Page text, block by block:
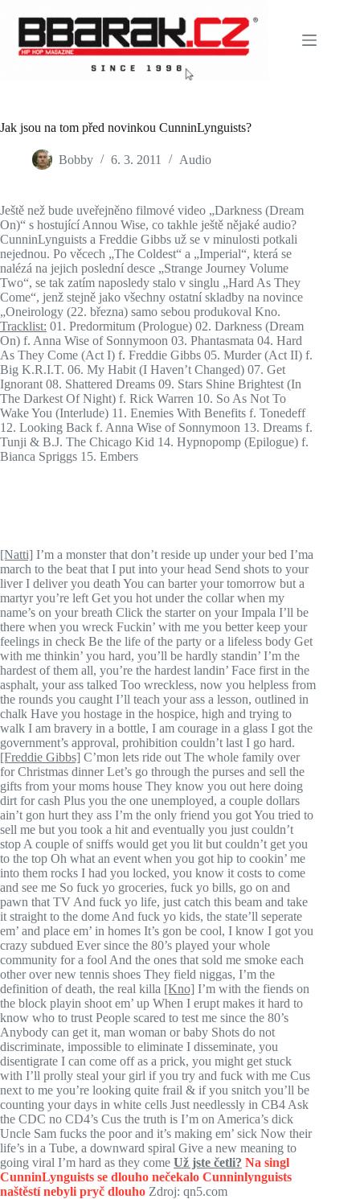
content
Jak jsou na tom před novinkou CunninLynguists?
Bobby 6. 3. 2011 Audio
Ještě než bude uveřejněno filmové video „Darkness (Dream
On)“ s hostující Annou Wise, co takhle ještě nějaké audio?
CunninLynguists a Freddie Gibbs už se v minulosti potkali
nejednou. Po věcech „The Coldest“ a „Imperial“, která se
nalézá na jejich poslední desce „Strange Journey Volume
Two“, se tak zatím naposledy stalo v singlu „Hard As They
Come“, jenž stejně jako všechny ostatní skladby na novince
„Oneirology (22. března) samo sebou produkoval Kno.
Tracklist: 01. Predormitum (Prologue) 02. Darkness (Dream
On) f. Anna Wise of Sonnymoon 03. Phantasmata 04. Hard
As They Come (Act I) f. Freddie Gibbs 05. Murder (Act II) f.
Big K.R.I.T. 06. My Habit (I Haven’t Changed) 07. Get
Ignorant 08. Shattered Dreams 09. Stars Shine Brightest (In
The Darkest Of Night) f. Rick Warren 10. So As Not To
Wake You (Interlude) 11. Enemies With Benefits f. Tonedeff
12. Looking Back f. Anna Wise of Sonnymoon 13. Dreams f.
Tunji & B.J. The Chicago Kid 14. Hypnopomp (Epilogue) f.
Bianca Spriggs 15. Embers
[Natti] I’m a monster that don’t reside up under your bed I’ma
march to the beat that I put into your head Send shots to your
liver I deliver you death You can barter your tomorrow but a
martyr you’re left Get you hot under the collar when my
name’s on your breath Click the starter on your Impala I’ll be
there when you wreck Fuckin’ with me you better keep your
feelings in check Be the life of the party or a lifeless body Get
with me thinkin’ you hard, you’ll be hardly standin’ I’m the
hardest of them all, you’re the hardest landin’ Face first in the
asphalt, your ass talked Too wreckless, now you helpless from
the rounds you caught I’ll teach your ass a lesson, outlined in
chalk Have you hostage in the hospice, high and trying to
walk I am bravery in a bottle, I am courage in a glass I got the
government’s approval, prohibition couldn’t last I go hard.
[Freddie Gibbs] C’mon lets ride out The whole family over
for Christmas dinner Let’s go through the purses and sell the
gifts from your moms house They know you out here doing
dirt for cash Plus you the one unemployed, a couple dollars
ain’t gon hurt they ass I’m the only friend you got You tried to
sell me but you took a hit and eventually you just couldn’t
stop A couple of sniffs would get you lit but couldn’t get you
to the top Oh what an event when you got hip to cookin’ me
into them rocks I had you locked, you know it costs to come
and see me So fuck yo groceries, fuck yo bills, go on and
pawn that TV And fuck yo life, just catch this beam and take
it straight to the dome And fuck yo kids, the state’ll seperate
em’ and place em’ in homes It’s gon be cool, I know I got you
crazy subdued Ever since the 80’s played your whole
community for a fool And the ones that sold me smoke each
other over new tennis shoes They field niggas, I’m the
definition of death, the real killa [Kno] I’m with the fiends on
the block playin shoot em’ up When I erupt makes it hard to
know who to trust People scared to test me since the 80’s
Anybody can get it, man woman or baby Shots do not
discriminate, impossible to eliminate I disseminate, you
disentigrate I can come off as a prick, you might get stuck
with I’ll prolly steal your girl if you try and fuck with me Cus
next to me you’re looking quite frail & if you snitch you’ll be
counting your days in white cells Just needlessly in CB4 Ask
the CDC no CD4’s Cus the truth is I’m on America’s dick
Uncle Sam fucks the poor and it’s making em’ sick Now their
life’s in a Tube, a downward spiral Give a new meaning to
going viral I’m hard as they come Už jste četli? Na singl
CunninLynguists se dlouho nečekalo Cunninlynguists
naštěstí nebyli pryč dlouho Zdroj: qn5.com